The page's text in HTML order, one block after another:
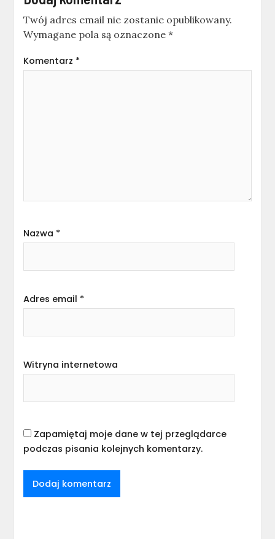
Twój adres email nie zostanie opublikowany.
Wymagane pola są oznaczone*
Komentarz *
Nazwa *
Adres email *
Witryna internetowa
Zapamiętaj moje dane w tej przeglądarce
podczas pisania kolejnych komentarzy.